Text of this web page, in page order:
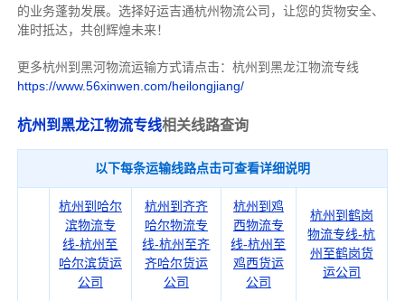
的业务蓬勃发展。选择好运吉通杭州物流公司，让您的货物安全、
准时抵达，共创辉煌未来！
更多杭州到黑河物流运输方式请点击：杭州到黑龙江物流专线
https://www.56xinwen.com/heilongjiang/
杭州到黑龙江物流专线相关线路查询
以下每条运输线路点击可查看详细说明
杭州到哈尔
滨物流专
线-杭州至
哈尔滨货运
公司
杭州到齐齐
哈尔物流专
线-杭州至齐
齐哈尔货运
公司
杭州到鸡
西物流专
线-杭州至
鸡西货运
公司
杭州到鹤岗
物流专线-杭
州至鹤岗货
运公司